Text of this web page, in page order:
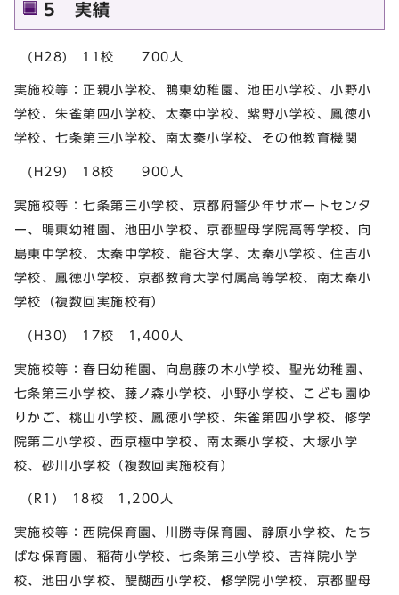
5 実績
(H28) 11校 700人
実施校等：正親小学校、鴨東幼稚園、池田小学校、小野小
学校、朱雀第四小学校、太秦中学校、紫野小学校、鳳徳小
学校、七条第三小学校、南太秦小学校、その他教育機関
(H29) 18校 900人
実施校等：七条第三小学校、京都府警少年サポートセンタ
ー、鴨東幼稚園、池田小学校、京都聖母学院高等学校、向
島東中学校、太秦中学校、龍谷大学、太秦小学校、住吉小
学校、鳳徳小学校、京都教育大学付属高等学校、南太秦小
学校（複数回実施校有）
(H30) 17校 1,400人
実施校等：春日幼稚園、向島藤の木小学校、聖光幼稚園、
七条第三小学校、藤ノ森小学校、小野小学校、こども園ゆ
りかご、桃山小学校、鳳徳小学校、朱雀第四小学校、修学
院第二小学校、西京極中学校、南太秦小学校、大塚小学
校、砂川小学校（複数回実施校有）
(R1) 18校 1,200人
実施校等：西院保育園、川勝寺保育園、静原小学校、たち
ばな保育園、稲荷小学校、七条第三小学校、吉祥院小学
校、池田小学校、醍醐西小学校、修学院小学校、京都聖母